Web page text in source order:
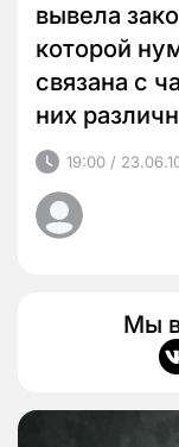
вывела
которой
связана с
них
19:00 /
Мы